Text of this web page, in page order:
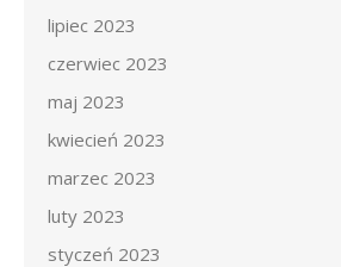
lipiec 2023
czerwiec 2023
maj 2023
kwiecień 2023
marzec 2023
luty 2023
styczeń 2023